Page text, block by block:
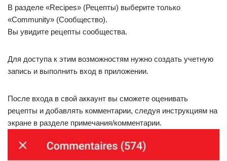
В разделе «Recipes» (Рецепты) выберите только
«Community» (Сообщество).
Вы увидите рецепты сообщества.
Для доступа к этим возможностям нужно создать учетную
запись и выполнить вход в приложении.
После входа в свой аккаунт вы сможете оценивать
рецепты и добавлять комментарии, следуя инструкциям на
экране в разделе примечания/комментарии.